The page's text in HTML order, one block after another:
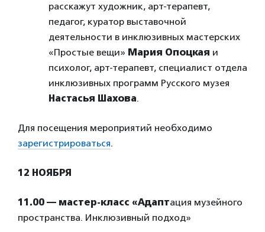
расскажут художник, арт-терапевт,
педагог, куратор выставочной
деятельности в инклюзивных мастерских
«Простые вещи» Мария Опоцкая и
психолог, арт-терапевт, специалист отдела
инклюзивных программ Русского музея
Настасья Шахова.
Для посещения мероприятий необходимо
зарегистрироваться.
12 НОЯБРЯ
11.00 — мастер-класс «Адаптация музейного
пространства. Инклюзивный подход»